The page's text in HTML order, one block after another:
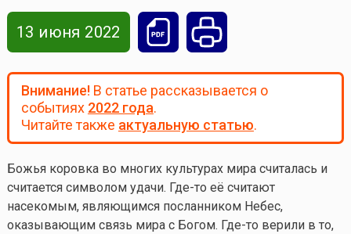
13 июня 2022
Внимание!В статье рассказывается о
событиях 2022 года.
Читайте также актуальную статью.
Божья коровка во многих культурах мира считалась и
считается символом удачи. Где-то её считают
насекомым, являющимся посланником Небес,
оказывающим связь мира с Богом. Где-то верили в то,